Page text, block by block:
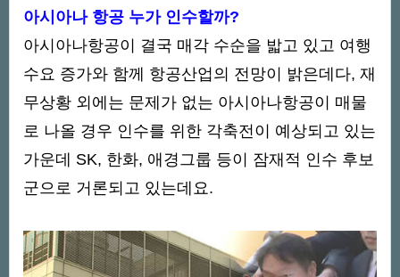
아시아나 항공 누가 인수할까?
아시아나항공이 결국 매각 수순을 밟고 있고 여행
수요 증가와 함께 항공산업의 전망이 밝은데다, 재
무상황 외에는 문제가 없는 아시아나항공이 매물
로 나올 경우 인수를 위한 각축전이 예상되고 있는
가운데 SK, 한화, 애경그룹 등이 잠재적 인수 후보
군으로 거론되고 있는데요.